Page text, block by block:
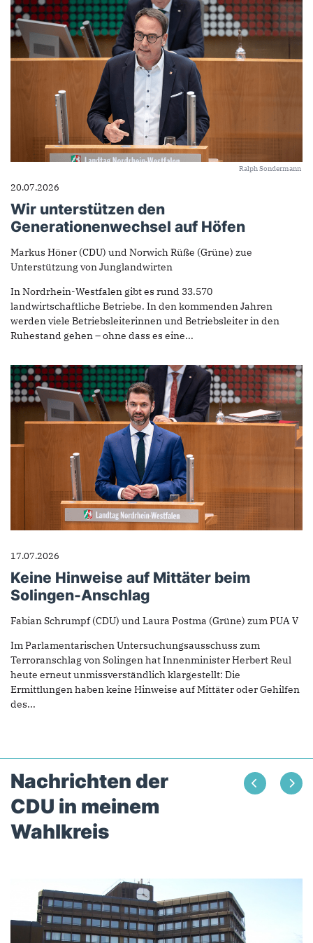
Ralph Sondermann
20.07.2026
Wir unterstützen den
Generationenwechsel auf Höfen
Markus Höner (CDU) und Norwich Rüße (Grüne) zue
Unterstützung von Junglandwirten
In Nordrhein-Westfalen gibt es rund 33.570
landwirtschaftliche Betriebe. In den kommenden Jahren
werden viele Betriebsleiterinnen und Betriebsleiter in den
Ruhestand gehen – ohne dass es eine...
17.07.2026
Keine Hinweise auf Mittäter beim
Solingen-Anschlag
Fabian Schrumpf (CDU) und Laura Postma (Grüne) zum PUA V
Im Parlamentarischen Untersuchungsausschuss zum
Terroranschlag von Solingen hat Innenminister Herbert Reul
heute erneut unmissverständlich klargestellt: Die
Ermittlungen haben keine Hinweise auf Mittäter oder Gehilfen
des...
Nachrichten der
CDU in meinem
Wahlkreis